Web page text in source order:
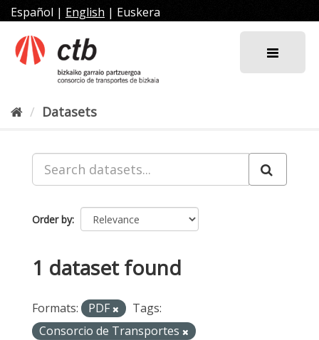
Skip
to
content
Español | English | Euskera
Datasets
Order by
1 dataset found
Formats: PDF
Tags:
Consorcio de Transportes